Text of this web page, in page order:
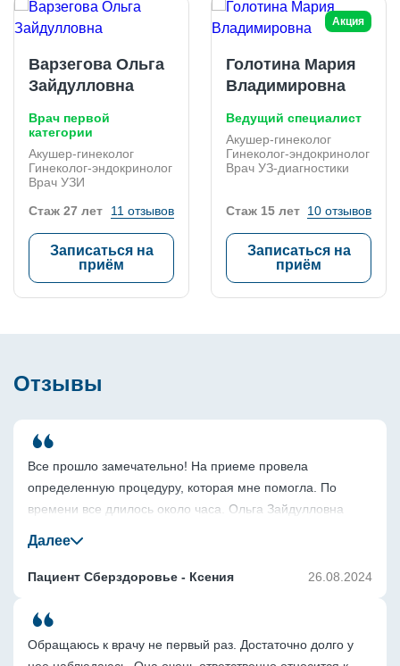
Варзегова Ольга
Зайдулловна
Врач первой
категории
Акушер-гинеколог
Гинеколог-эндокринолог
Врач УЗИ
Стаж 27 лет
11 отзывов
Записаться на
приём
Акция
Голотина Мария
Владимировна
Ведущий специалист
Акушер-гинеколог
Гинеколог-эндокринолог
Врач УЗ-диагностики
Стаж 15 лет 10 отзывов
Записаться на
приём
Отзывы
Все прошло замечательно! На приеме провела
определенную процедуру, которая мне помогла. По
времени все длилось около часа. Ольга Зайдулловна
Пациент Сберздоровье - Ксения 26.08.2024
Обращаюсь к врачу не первый раз. Достаточно долго у